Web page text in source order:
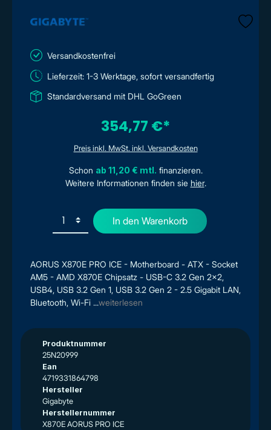
AORUS X870E PRO ICE - Motherboard - ATX - Socket
AM5 - AMD X870E Chipsatz - USB-C 3.2 Gen 2x2,
USB4, USB 3.2 Gen 1, USB 3.2 Gen 2 - 2.5 Gigabit LAN,
Bluetooth, Wi-Fi ...weiterlesen
Produktnummer
25N20999
Ean
4719331864798
Hersteller
Gigabyte
Herstellernummer
X870E AORUS PRO ICE
Versandkostenfrei
Lieferzeit: 1-3 Werktage, sofort versandfertig
Standardversand mit DHL GoGreen
354,77 €*
Preis inkl. MwSt. inkl. Versandkosten
Schon ab 11,20 € mtl. finanzieren.
Weitere Informationen finden sie hier.
In den Warenkorb